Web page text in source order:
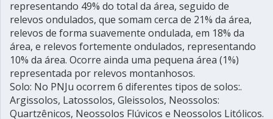
representando 49% do total da área, seguido de
relevos ondulados, que somam cerca de 21% da área,
relevos de forma suavemente ondulada, em 18% da
área, e relevos fortemente ondulados, representando
10% da área. Ocorre ainda uma pequena área (1%)
representada por relevos montanhosos.
Solo: No PNJu ocorrem 6 diferentes tipos de solos:.
Argissolos, Latossolos, Gleissolos, Neossolos:
Quartzênicos, Neossolos Flúvicos e Neossolos Litólicos.